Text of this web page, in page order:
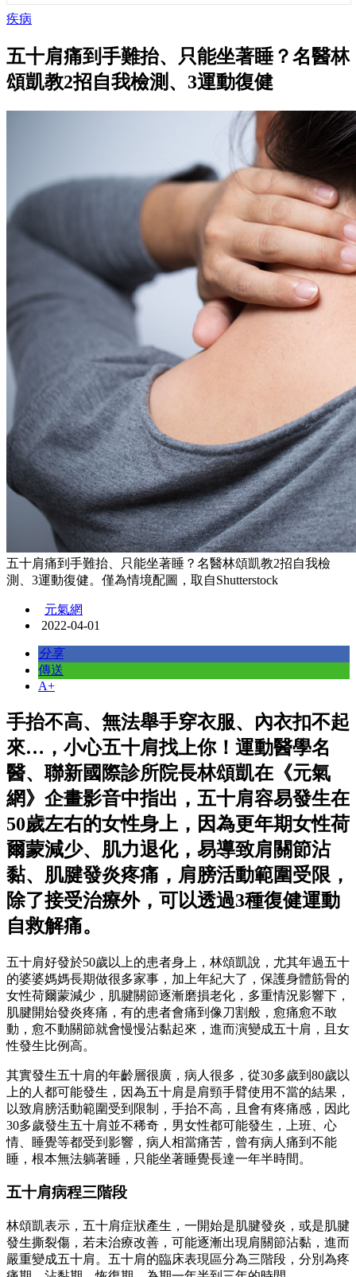
疾病
五十肩痛到手難抬、只能坐著睡？名醫林
頌凱教2招自我檢測、3運動復健
五十肩痛到手難抬、只能坐著睡？名醫林頌凱教2招自我檢
測、3運動復健。僅為情境配圖，取自Shutterstock
元氣網
2022-04-01
分享
傳送
A+
手抬不高、無法舉手穿衣服、內衣扣不起
來…，小心五十肩找上你！運動醫學名
醫、聯新國際診所院長林頌凱在《元氣
網》企畫影音中指出，五十肩容易發生在
50歲左右的女性身上，因為更年期女性荷
爾蒙減少、肌力退化，易導致肩關節沾
黏、肌腱發炎疼痛，肩膀活動範圍受限，
除了接受治療外，可以透過3種復健運動
自救解痛。
五十肩好發於50歲以上的患者身上，林頌凱說，尤其年過五十
的婆婆媽媽長期做很多家事，加上年紀大了，保護身體筋骨的
女性荷爾蒙減少，肌腱關節逐漸磨損老化，多重情況影響下，
肌腱開始發炎疼痛，有的患者會痛到像刀割般，愈痛愈不敢
動，愈不動關節就會慢慢沾黏起來，進而演變成五十肩，且女
性發生比例高。
其實發生五十肩的年齡層很廣，病人很多，從30多歲到80歲以
上的人都可能發生，因為五十肩是肩頸手臂使用不當的結果，
以致肩膀活動範圍受到限制，手抬不高，且會有疼痛感，因此
30多歲發生五十肩並不稀奇，男女性都可能發生，上班、心
情、睡覺等都受到影響，病人相當痛苦，曾有病人痛到不能
睡，根本無法躺著睡，只能坐著睡覺長達一年半時間。
五十肩病程三階段
林頌凱表示，五十肩症狀產生，一開始是肌腱發炎，或是肌腱
發生撕裂傷，若未治療改善，可能逐漸出現肩關節沾黏，進而
嚴重變成五十肩。五十肩的臨床表現區分為三階段，分別為疼